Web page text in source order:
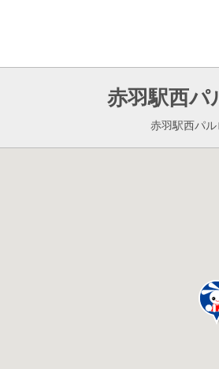
赤羽駅西パ
赤羽駅西パ